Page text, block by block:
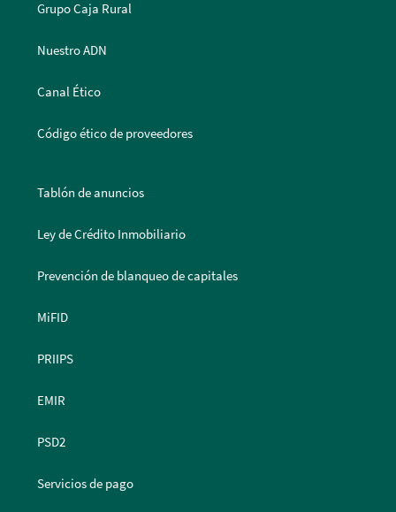
Grupo Caja Rural
Nuestro ADN
Canal Ético
Código ético de proveedores
Tablón de anuncios
Ley de Crédito Inmobiliario
Prevención de blanqueo de capitales
MiFID
PRIIPS
EMIR
PSD2
Servicios de pago